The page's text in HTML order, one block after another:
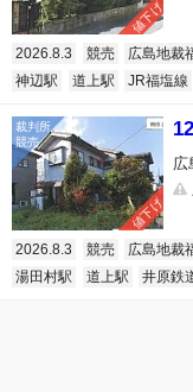
値下げ
2026.8.3 競売 広島地裁
神辺駅
道上駅 JR福塩線
値下げ
広
2026.8.3 競売 広島地裁
湯田村駅
道上駅 井原鉄